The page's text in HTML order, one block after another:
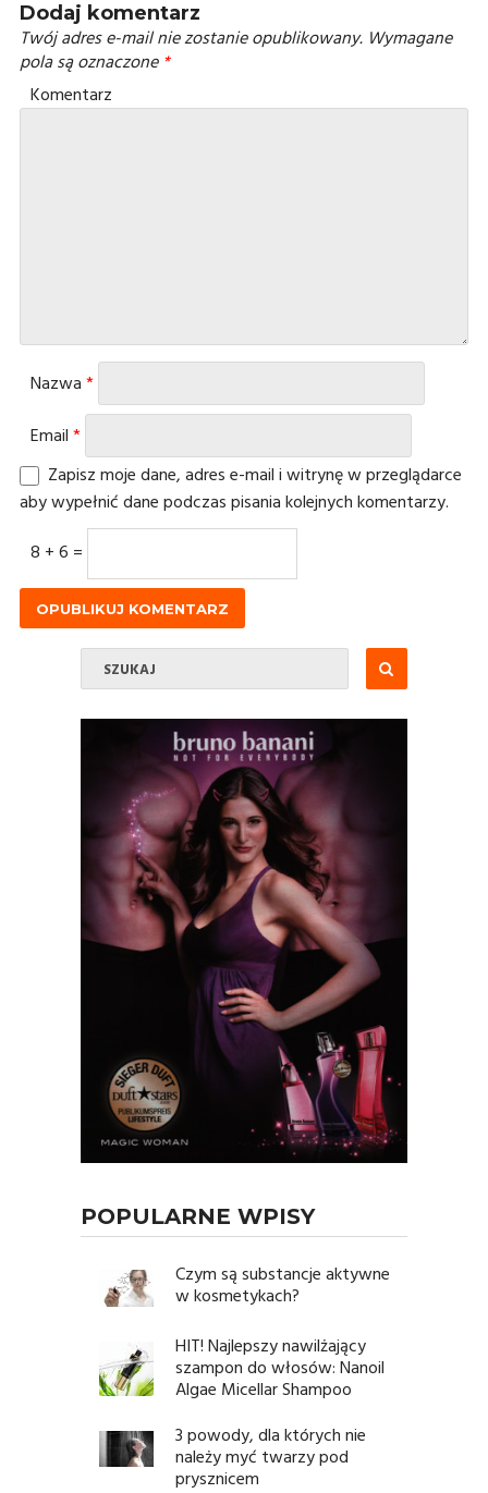
Dodaj komentarz
Twój adres e-mail nie zostanie opublikowany.Wymagane
pola są oznaczone*
Komentarz
Nazwa*
Email*
Zapisz moje dane, adres e-mail i witrynę w przeglądarce
aby wypełnić dane podczas pisania kolejnych komentarzy.
8 + 6 =
POPULARNE WPISY
Czym są substancje aktywne
w kosmetykach?
HIT! Najlepszy nawilżający
szampon do włosów: Nanoil
Algae Micellar Shampoo
3 powody, dla których nie
należy myć twarzy pod
prysznicem